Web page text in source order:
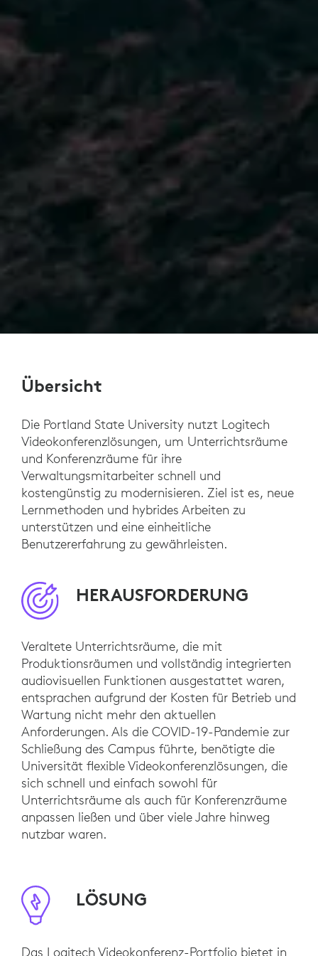
Übersicht
Die Portland State University nutzt Logitech
Videokonferenzlösungen, um Unterrichtsräume
und Konferenzräume für ihre
Verwaltungsmitarbeiter schnell und
kostengünstig zu modernisieren. Ziel ist es, neue
Lernmethoden und hybrides Arbeiten zu
unterstützen und eine einheitliche
Benutzererfahrung zu gewährleisten.
HERAUSFORDERUNG
Veraltete Unterrichtsräume, die mit
Produktionsräumen und vollständig integrierten
audiovisuellen Funktionen ausgestattet waren,
entsprachen aufgrund der Kosten für Betrieb und
Wartung nicht mehr den aktuellen
Anforderungen. Als die COVID-19-Pandemie zur
Schließung des Campus führte, benötigte die
Universität flexible Videokonferenzlösungen, die
sich schnell und einfach sowohl für
Unterrichtsräume als auch für Konferenzräume
anpassen ließen und über viele Jahre hinweg
nutzbar waren.
LÖSUNG
Das Logitech Videokonferenz-Portfolio bietet in